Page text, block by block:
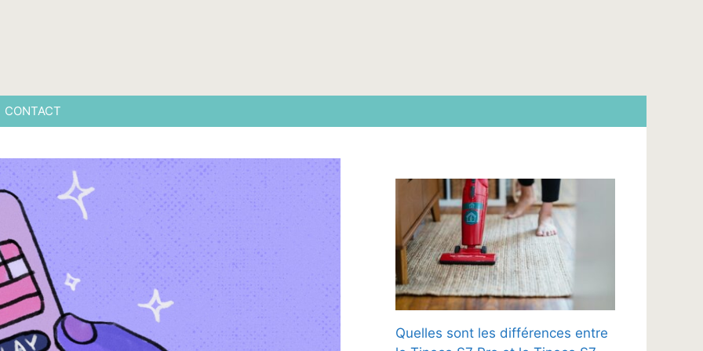
CONTACT
Quelles sont les différences entre